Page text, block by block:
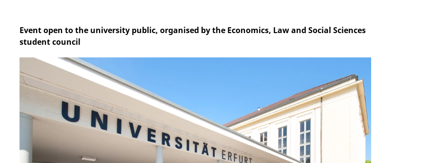
Event open to the university public, organised by the Economics, Law and Social Sciences
student council